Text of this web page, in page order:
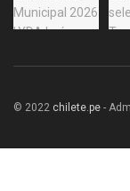
© 2022 chilete.pe -